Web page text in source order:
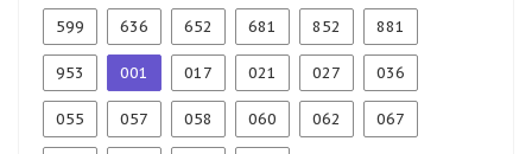
599 636 652 681 852 881
953 001 017 021 027 036
055 057 058 060 062 067